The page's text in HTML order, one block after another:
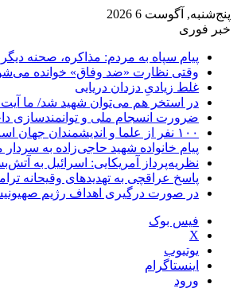
پنج‌شنبه, آگوست 6 2026
خبر فوری
پیام سپاه به مردم: مذاکره، صحنه
وقتی نظارت «ضد وفاق» خوانده
غلط زیادیِ دزدان دریایی
در استخر هم می‌توان شهید شد/ ما آیت
ضرورت انسجام ملی و توانمندسازی
۱۰۰ نفر از علما و اندیشمندان جهان اسلام حکم محاربه ترامپ و نتانیاهو را صادر کردند
پیام خانواده شهید حاجی‌زاده به
نظریه‌پرداز آمریکایی: اسرائیل به
پاسخ عراقچی به تهدیدهای وقیحانه
در صورت درگیری اهداف رژیم
فیس بوک
X
یوتیوب
اینستاگرام
ورود